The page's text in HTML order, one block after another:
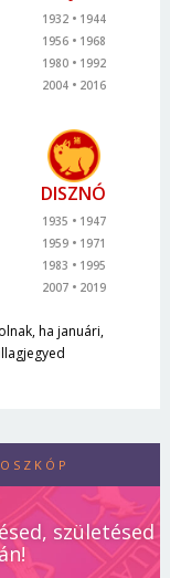
1932
1944
1956
1968
1980
1992
2004
2016
DISZNÓ
1935
1947
1959
1971
1983
1995
2007
2019
ha januári,
születésed